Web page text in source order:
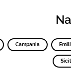
Campania